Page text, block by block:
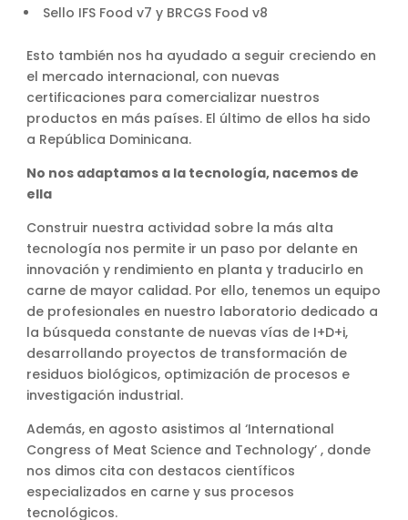
Sello IFS Food v7 y BRCGS Food v8
Esto también nos ha ayudado a seguir creciendo en
el mercado internacional, con nuevas
certificaciones para comercializar nuestros
productos en más países. El último de ellos ha sido
a República Dominicana.
No nos adaptamos a la tecnología, nacemos de
ella
Construir nuestra actividad sobre la más alta
tecnología nos permite ir un paso por delante en
innovación y rendimiento en planta y traducirlo en
carne de mayor calidad. Por ello, tenemos un equipo
de profesionales en nuestro laboratorio dedicado a
la búsqueda constante de nuevas vías de I+D+i,
desarrollando proyectos de transformación de
residuos biológicos, optimización de procesos e
investigación industrial.
Además, en agosto asistimos al ‘International
Congress of Meat Science and Technology’ , donde
nos dimos cita con destacos científicos
especializados en carne y sus procesos
tecnológicos.